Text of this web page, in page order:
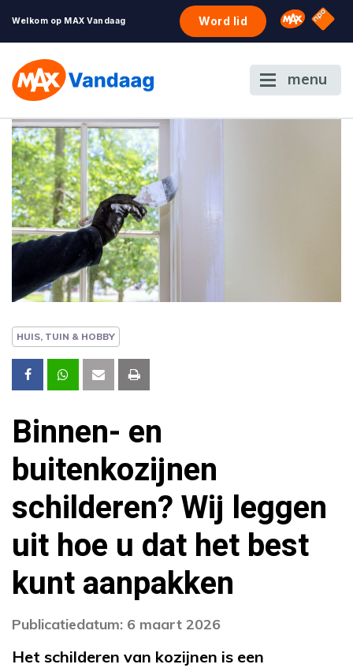
Welkom op MAX Vandaag Word lid Omroep
NPO
menu
HUIS, TUIN & HOBBY
Binnen- en
buitenkozijnen
schilderen? Wij leggen
uit hoe u dat het best
kunt aanpakken
Publicatiedatum: 6 maart 2026
Het schilderen van kozijnen is een